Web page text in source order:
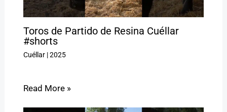
Toros de Partido de Resina Cuéllar
#shorts
Cuéllar|2025
Read More »